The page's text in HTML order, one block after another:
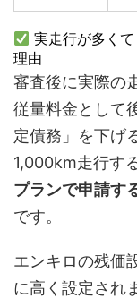
実走行が多く
理由
審査後に実際の
従量料金として
定債務」を下げ
1,000km走行す
プランで申請す
です。
エンキロの残価
に高く設定され